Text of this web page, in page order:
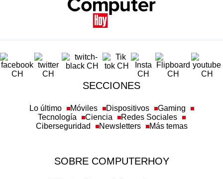
SECCIONES
Lo último Móviles Dispositivos
Gaming
Tecnología
Ciencia
Redes Sociales
Ciberseguridad
Newsletters Más temas
SOBRE COMPUTERHOY